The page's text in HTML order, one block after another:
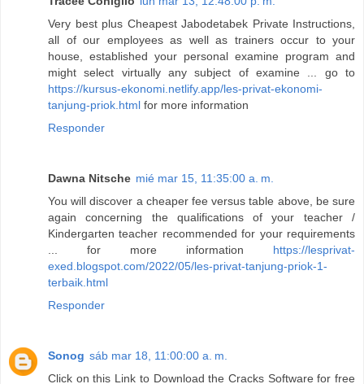
Very best plus Cheapest Jabodetabek Private Instructions,
all of our employees as well as trainers occur to your
house, established your personal examine program and
might select virtually any subject of examine ... go to
https://kursus-ekonomi.netlify.app/les-privat-ekonomi-
tanjung-priok.html for more information
Responder
Dawna Nitsche mié mar 15, 11:35:00 a. m.
You will discover a cheaper fee versus table above, be sure
again concerning the qualifications of your teacher /
Kindergarten teacher recommended for your requirements
... for more information https://lesprivat-
exed.blogspot.com/2022/05/les-privat-tanjung-priok-1-
terbaik.html
Responder
Sonog sáb mar 18, 11:00:00 a. m.
Click on this Link to Download the Cracks Software for free